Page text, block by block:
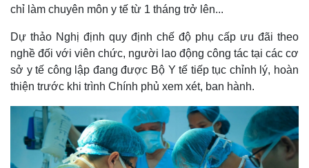
chỉ làm chuyên môn y tế từ 1 tháng trở lên...
Dự thảo Nghị định quy định chế độ phụ cấp ưu đãi theo
nghề đối với viên chức, người lao động công tác tại các cơ
sở y tế công lập đang được Bộ Y tế tiếp tục chỉnh lý, hoàn
thiện trước khi trình Chính phủ xem xét, ban hành.